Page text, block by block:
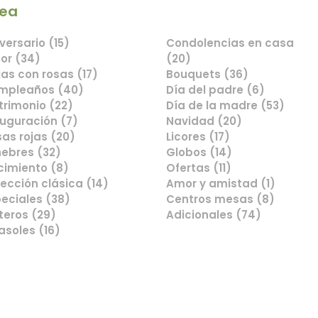
(15)
(34)
con rosas (17)
(40)
(22)
(7)
rojas (20)
(32)
(8)
clásica (14)
(38)
(29)
(16)
Condolencias en casa
(20)
Bouquets (36)
Día del padre (6)
Día de la madre (53)
Navidad (20)
Licores (17)
Globos (14)
Ofertas (11)
Amor y amistad (1)
Centros mesas (8)
Adicionales (74)